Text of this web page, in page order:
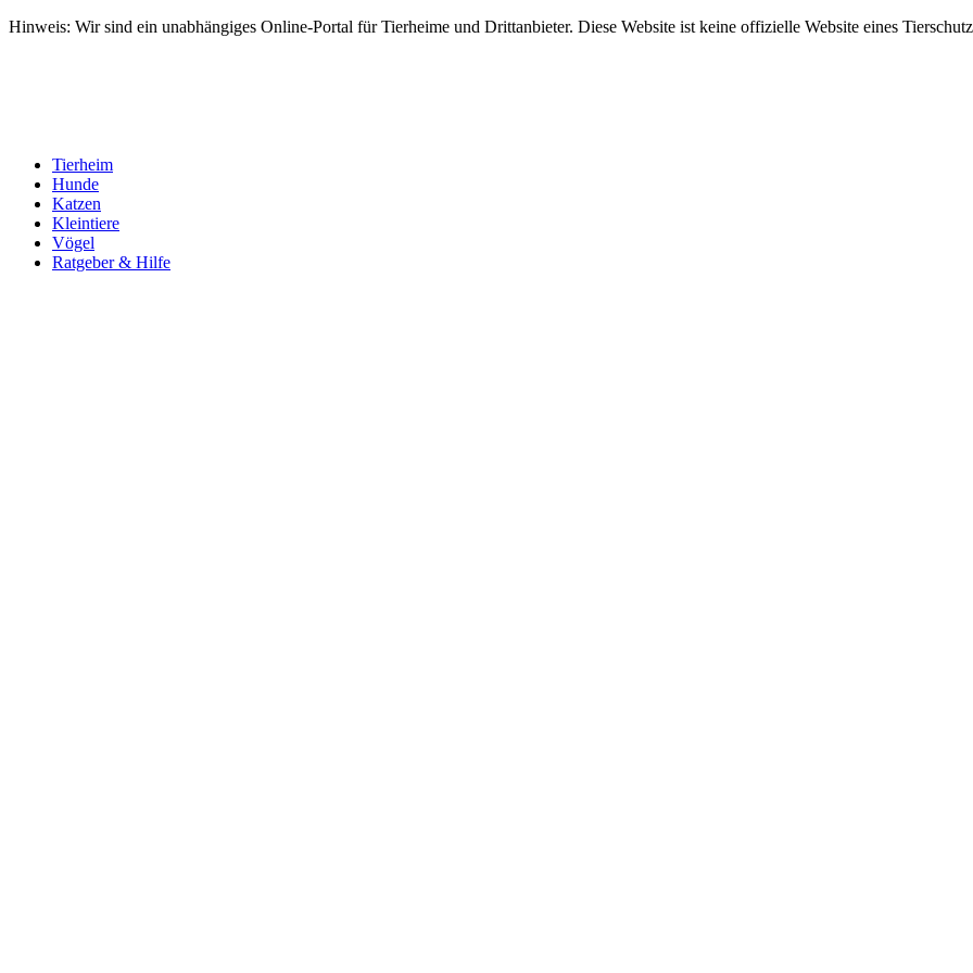
Hinweis: Wir sind ein unabhängiges Online-Portal für Tierheime und Drittanbieter. Diese Website ist keine offizielle Website eines
Tierheim
Hunde
Katzen
Kleintiere
Vögel
Ratgeber & Hilfe